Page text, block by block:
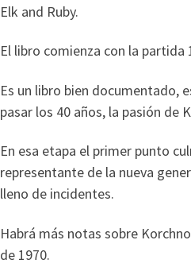
Elk and Ruby.
El libro comienza con la
Es un libro bien documentado,
pasar los 40 años, la pasión de
En esa etapa el primer punto
representante de la nueva
lleno de incidentes.
Habrá más notas sobre
de 1970.